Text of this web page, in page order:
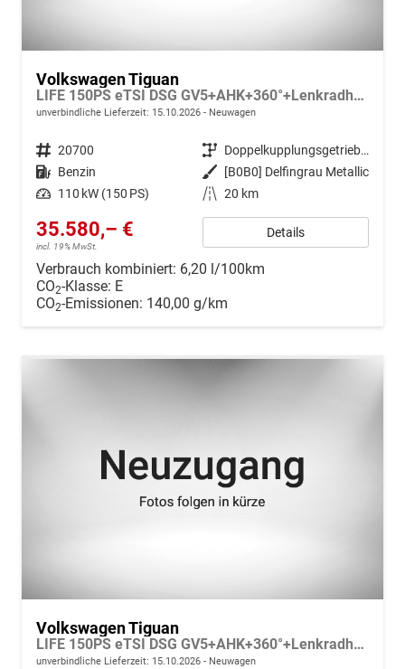
Volkswagen Tiguan
LIFE 150PS eTSI DSG GV5+AHK+360°+Lenkradheiz+IQ.Drive+ACC+App+eHeck+LED
unverbindliche Lieferzeit: 15.10.2026 Neuwagen
Fahrzeugnr. 20700 Getriebe
Doppelkupplungsgetriebe (DSG)
Kraftstoff Benzin Außenfarbe
[B0B0] Delfingrau Metallic
Leistung 110 kW (150 PS) Kilometerstand 20 km
35.580,– €
incl. 19% MwSt.
Details
Verbrauch kombiniert: 6,20 l/100km
CO2-Klasse: E
CO2-Emissionen: 140,00 g/km
Volkswagen Tiguan
LIFE 150PS eTSI DSG GV5+AHK+360°+Lenkradheiz+IQ.Drive+ACC+App+eHeck+LED
unverbindliche Lieferzeit: 15.10.2026 Neuwagen